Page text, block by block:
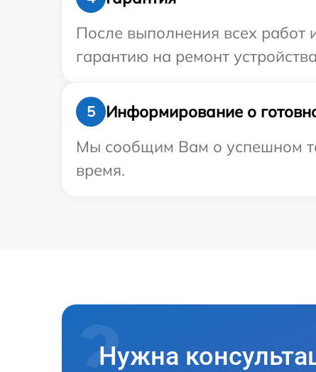
После выполнения всех
гарантию на ремонт
5
Информирование о
Мы сообщим Вам о успешном
время.
Нужна